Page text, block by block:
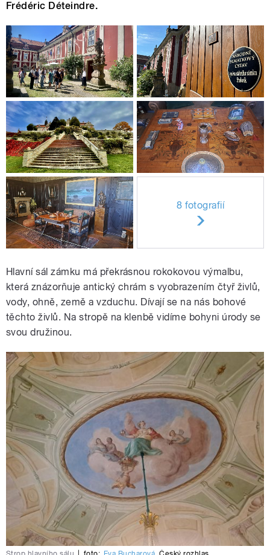
Frédéric Déteindre.
8 fotografií
Hlavní sál zámku má překrásnou rokokovou výmalbu,
která znázorňuje antický chrám s vyobrazením čtyř živlů,
vody, ohně, země a vzduchu. Dívají se na nás bohové
těchto živlů. Na stropě na klenbě vidíme bohyni úrody se
svou družinou.